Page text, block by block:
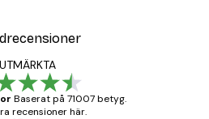
UTMÄRKTA
Baserat på 71007 betyg.
recensioner här.